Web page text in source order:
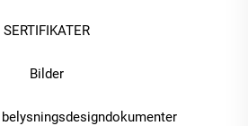
SERTIFIKATER
Bilder